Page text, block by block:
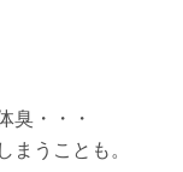
臭・・・
うことも。